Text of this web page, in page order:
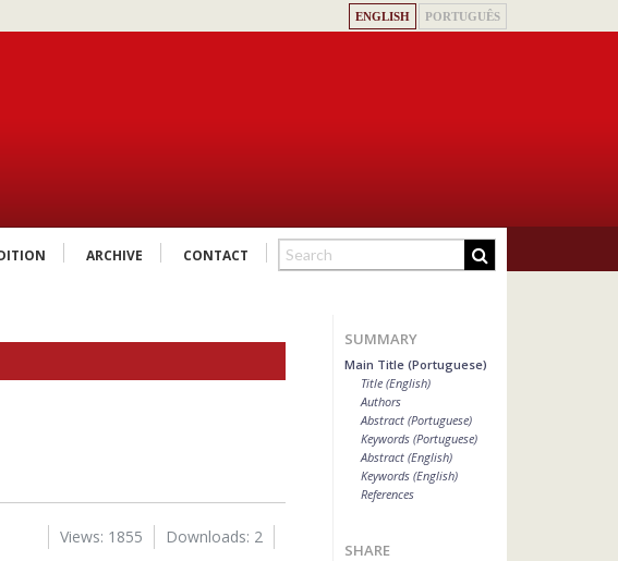
ENGLISH PORTUGUÊS
ARCHIVE CONTACT
Downloads: 2
Views: 1855
SUMMARY
Main Title (Portuguese)
Title (English)
Authors
Abstract (Portuguese)
Keywords (Portuguese)
Abstract (English)
Keywords (English)
References
SHARE